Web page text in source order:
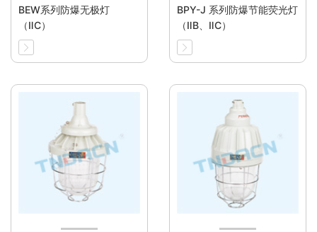
BEW系列防爆无极灯
（ⅡC）
BPY-J 系列防爆节能荧光灯
（ⅡB、ⅡC）